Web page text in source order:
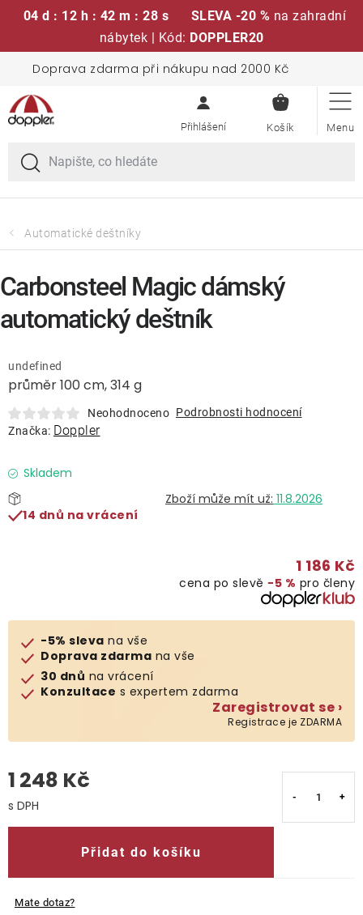
04 d : 12 h : 42 m : 28 s SLEVA -20 % na zahradní
nábytek | Kód: DOPPLER20
obsah
Doprava zdarma při nákupu nad 2000 Kč
KOŠÍK
Sedací soupravy
Slunečníky
Křesla a židle
Lavice a houpačky
Lehátka
Doplňky
Deštníky
Gastro produkty
Klub výhod
Automatické deštníky
průměr 100 cm, 314 g
undefined
Neohodnoceno Podrobnosti hodnocení
Značka: Doppler
Skladem
11.8.2026
14 dnů na vrácení
1 186 Kč
cena po slevě −5 % pro členy
-5% sleva na vše
Doprava zdarma na vše
30 dnů na vrácení
Konzultace s expertem zdarma
Zaregistrovat se ›
Registrace je ZDARMA
1 248 Kč
Přidat do košíku
Mate dotaz?
Carbonsteel Magic dámský
automatický deštník